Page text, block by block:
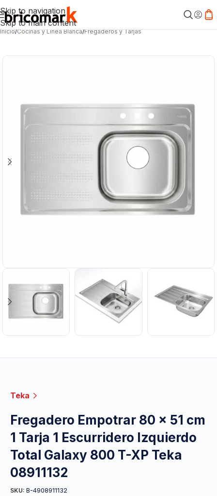
Skip to navigation
Skip to main content
Inicio/Cocinas y Línea Blanca/Fregaderos y Tarjas
Teka
Fregadero Empotrar 80 x 51 cm
1 Tarja 1 Escurridero Izquierdo
Total Galaxy 800 T-XP Teka
08911132
SKU: B-4908911132